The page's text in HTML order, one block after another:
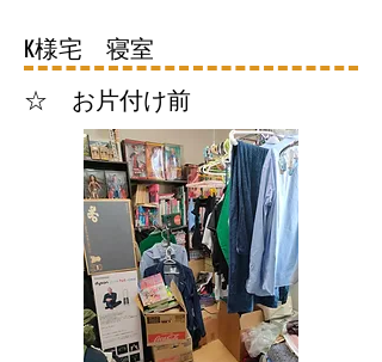
​K様宅 寝室
☆ お片付け前